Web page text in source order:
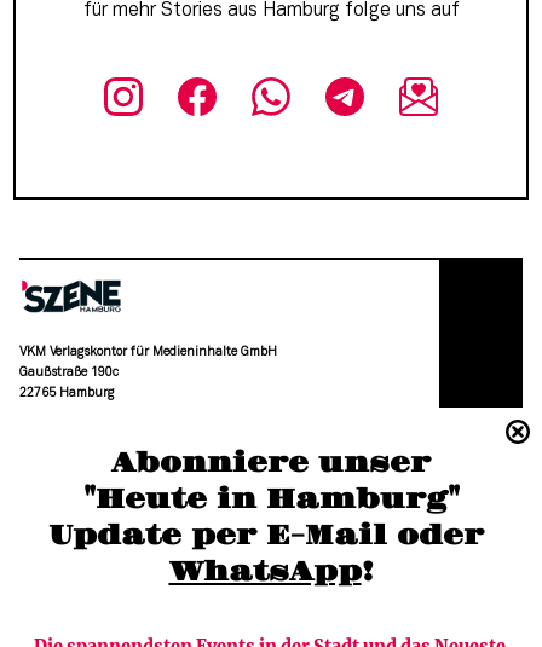
Abonniere unser
"Heute in Hamburg"
Update per E-Mail oder
WhatsApp!
für mehr Stories aus Hamburg folge uns auf
VKM Verlagskontor für Medieninhalte GmbH
Gaußstraße 190c
22765 Hamburg
moc.grubmah-enezs@ofni